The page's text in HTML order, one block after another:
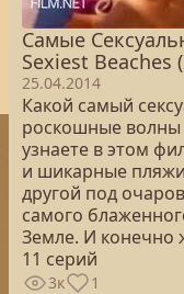
Самые
Sexiest Beaches
25.04.2014
Какой самый
роскошные волны
узнаете в этом
и шикарные
другой под
самого
Земле. И конечно
11 серий
3к 1